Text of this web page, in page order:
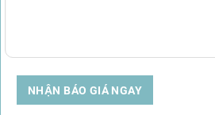
NHẬN BÁO GIÁ NGAY